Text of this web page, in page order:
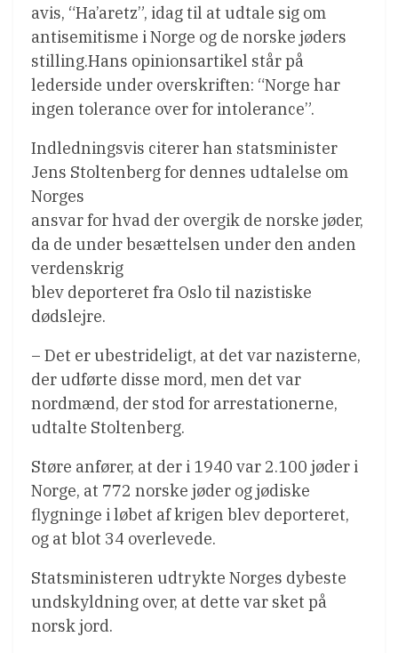
avis, “Ha’aretz”, idag til at udtale sig om
antisemitisme i Norge og de norske jøders
stilling.Hans opinionsartikel står på
lederside under overskriften: “Norge har
ingen tolerance over for intolerance”.
Indledningsvis citerer han statsminister
Jens Stoltenberg for dennes udtalelse om
Norges
ansvar for hvad der overgik de norske jøder,
da de under besættelsen under den anden
verdenskrig
blev deporteret fra Oslo til nazistiske
dødslejre.
– Det er ubestrideligt, at det var nazisterne,
der udførte disse mord, men det var
nordmænd, der stod for arrestationerne,
udtalte Stoltenberg.
Støre anfører, at der i 1940 var 2.100 jøder i
Norge, at 772 norske jøder og jødiske
flygninge i løbet af krigen blev deporteret,
og at blot 34 overlevede.
Statsministeren udtrykte Norges dybeste
undskyldning over, at dette var sket på
norsk jord.